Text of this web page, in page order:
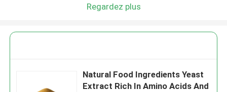
Regardez plus
Natural Food Ingredients Yeast
Extract Rich In Amino Acids And